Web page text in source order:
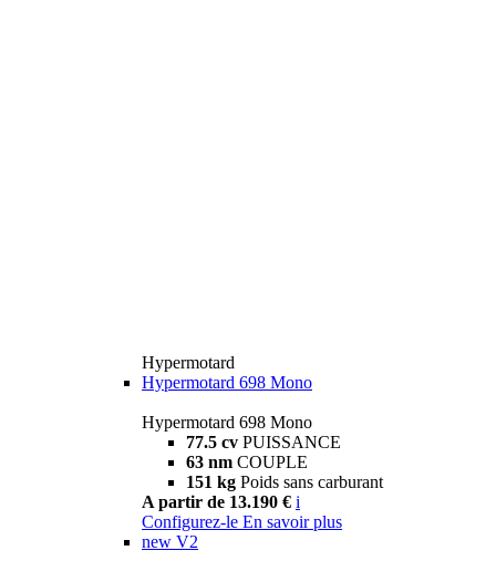
Hypermotard
Hypermotard 698 Mono
Hypermotard 698 Mono
77.5 cv PUISSANCE
63 nm COUPLE
151 kg Poids sans carburant
A partir de 13.190 € i
Configurez-le En savoir plus
new V2